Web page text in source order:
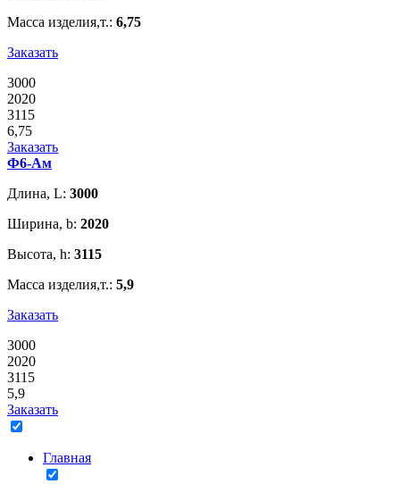
Масса изделия,т.: 6,75
Заказать
3000
2020
3115
6,75
Заказать
Ф6-Ам
Длина, L: 3000
Ширина, b: 2020
Высота, h: 3115
Масса изделия,т.: 5,9
Заказать
3000
2020
3115
5,9
Заказать
Главная